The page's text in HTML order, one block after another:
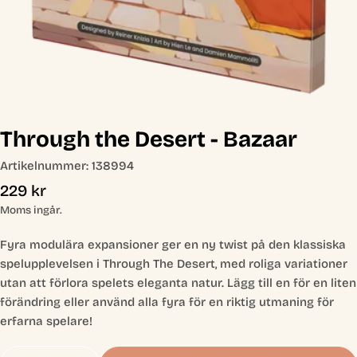
Through the Desert - Bazaar
Artikelnummer: 138994
Ordinarie
pris
229 kr
Moms ingår.
Fyra modulära expansioner ger en ny twist på den klassiska
spelupplevelsen i Through The Desert, med roliga variationer
utan att förlora spelets eleganta natur. Lägg till en för en liten
förändring eller använd alla fyra för en riktig utmaning för
erfarna spelare!